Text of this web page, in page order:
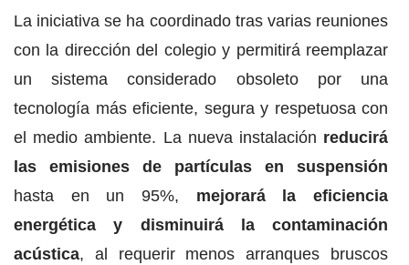
La iniciativa se ha coordinado tras varias reuniones
con la dirección del colegio y permitirá reemplazar
un sistema considerado obsoleto por una
tecnología más eficiente, segura y respetuosa con
el medio ambiente. La nueva instalación reducirá
las emisiones de partículas en suspensión
hasta en un 95%, mejorará la eficiencia
energética y disminuirá la contaminación
acústica, al requerir menos arranques bruscos